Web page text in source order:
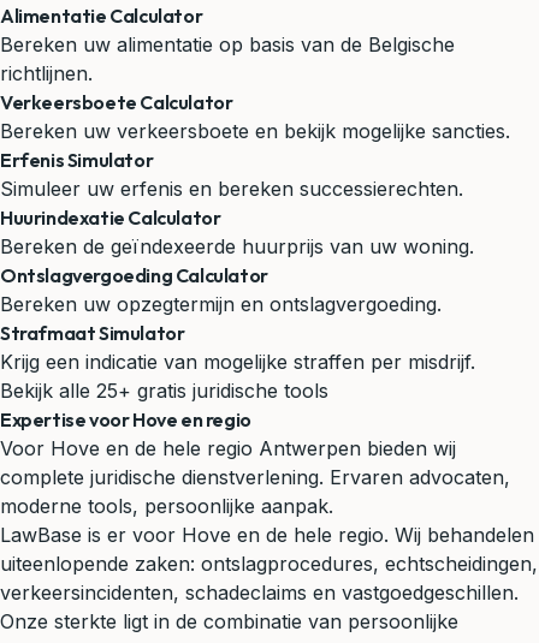
Alimentatie Calculator
Bereken uw alimentatie op basis van de Belgische
richtlijnen.
Verkeersboete Calculator
Bereken uw verkeersboete en bekijk mogelijke sancties.
Erfenis Simulator
Simuleer uw erfenis en bereken successierechten.
Huurindexatie Calculator
Bereken de geïndexeerde huurprijs van uw woning.
Ontslagvergoeding Calculator
Bereken uw opzegtermijn en ontslagvergoeding.
Strafmaat Simulator
Krijg een indicatie van mogelijke straffen per misdrijf.
Bekijk alle 25+ gratis juridische tools
Expertise voor Hove en regio
Voor Hove en de hele regio Antwerpen bieden wij
complete juridische dienstverlening. Ervaren advocaten,
moderne tools, persoonlijke aanpak.
LawBase is er voor Hove en de hele regio. Wij behandelen
uiteenlopende zaken: ontslagprocedures, echtscheidingen,
verkeersincidenten, schadeclaims en vastgoedgeschillen.
Onze sterkte ligt in de combinatie van persoonlijke